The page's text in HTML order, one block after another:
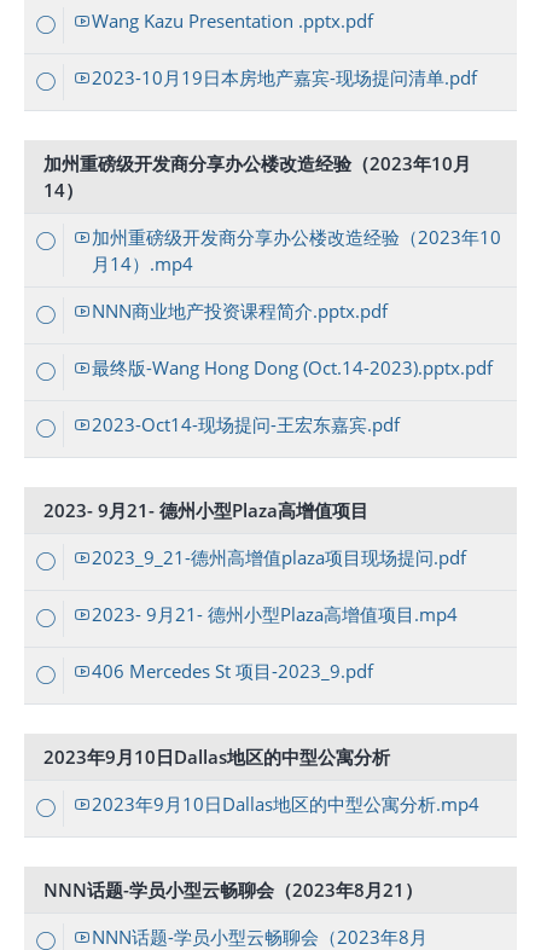
Wang Kazu Presentation .pptx.pdf
2023-10月19日本房地产嘉宾-现场提问清单.pdf
加州重磅级开发商分享办公楼改造经验（2023年10月
14）
加州重磅级开发商分享办公楼改造经验（2023年10
月14）.mp4
NNN商业地产投资课程简介.pptx.pdf
最终版-Wang Hong Dong (Oct.14-2023).pptx.pdf
2023-Oct14-现场提问-王宏东嘉宾.pdf
2023- 9月21- 德州小型Plaza高增值项目
2023_9_21-德州高增值plaza项目现场提问.pdf
2023- 9月21- 德州小型Plaza高增值项目.mp4
406 Mercedes St 项目-2023_9.pdf
2023年9月10日Dallas地区的中型公寓分析
2023年9月10日Dallas地区的中型公寓分析.mp4
NNN话题-学员小型云畅聊会（2023年8月21）
NNN话题-学员小型云畅聊会（2023年8月